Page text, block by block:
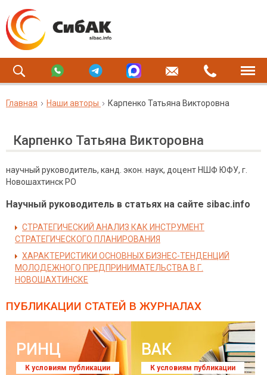
Главная Наши авторы Карпенко Татьяна Викторовна
Карпенко Татьяна Викторовна
научный руководитель, канд. экон. наук, доцент НШФ ЮФУ, г.
Новошахтинск РО
Научный руководитель в статьях на сайте sibac.info
СТРАТЕГИЧЕСКИЙ АНАЛИЗ КАК ИНСТРУМЕНТ
СТРАТЕГИЧЕСКОГО ПЛАНИРОВАНИЯ
ХАРАКТЕРИСТИКИ ОСНОВНЫХ БИЗНЕС-ТЕНДЕНЦИЙ
МОЛОДЕЖНОГО ПРЕДПРИНИМАТЕЛЬСТВА В Г.
НОВОШАХТИНСКЕ
ПУБЛИКАЦИИ СТАТЕЙ В ЖУРНАЛАХ
РИНЦ
К условиям публикации
ВАК
К условиям публикации